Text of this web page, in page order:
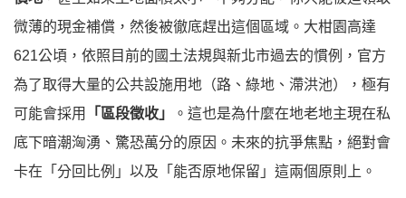
微薄的現金補償，然後被徹底趕出這個區域。大柑園高達
621公頃，依照目前的國土法規與新北市過去的慣例，官方
為了取得大量的公共設施用地（路、綠地、滯洪池），極有
可能會採用
「區段徵收」
。這也是為什麼在地老地主現在私
底下暗潮洶湧、驚恐萬分的原因。未來的抗爭焦點，絕對會
卡在「分回比例」以及「能否原地保留」這兩個原則上。